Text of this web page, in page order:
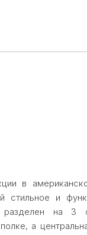
в
стильное и
на 3
а